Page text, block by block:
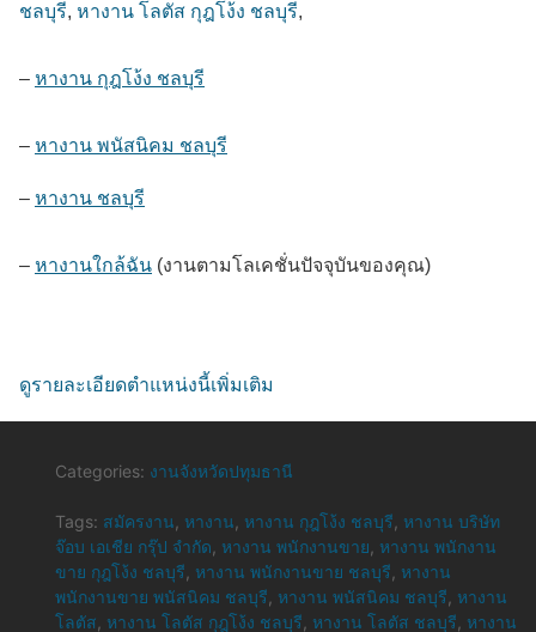
ชลบุรี, หางาน โลตัส กุฎโง้ง ชลบุรี,
– หางาน กุฎโง้ง ชลบุรี
– หางาน พนัสนิคม ชลบุรี
– หางาน ชลบุรี
– หางานใกล้ฉัน (งานตามโลเคชั่นปัจจุบันของคุณ)
ดูรายละเอียดตำแหน่งนี้เพิ่มเติม
Categories: งานจังหวัดปทุมธานี
Tags: สมัครงาน หางาน หางาน กุฎโง้ง ชลบุรี หางาน บริษัท
จ๊อบ เอเชีย กรุ๊ป จำกัด หางาน พนักงานขาย หางาน พนักงาน
ขาย กุฎโง้ง ชลบุรี หางาน พนักงานขาย ชลบุรี หางาน
พนักงานขาย พนัสนิคม ชลบุรี หางาน พนัสนิคม ชลบุรี หางาน
โลตัส หางาน โลตัส กุฎโง้ง ชลบุรี หางาน โลตัส ชลบุรี หางาน